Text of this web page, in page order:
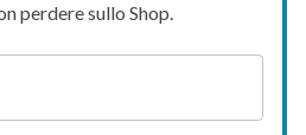
perdere sullo Shop.